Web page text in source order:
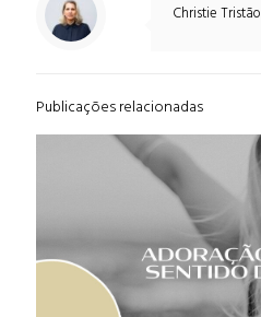
Christie Tristão
Publicações relacionadas